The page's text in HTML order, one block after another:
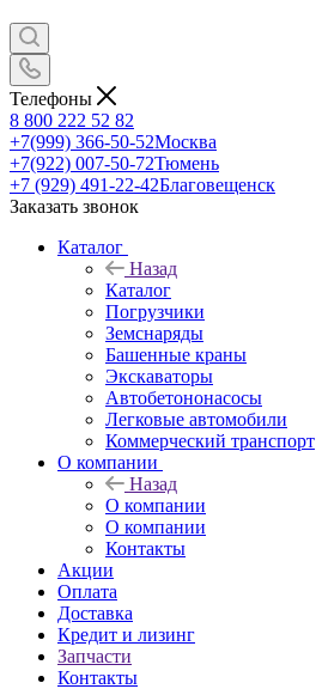
Телефоны
8 800 222 52 82
+7(999) 366-50-52Москва
+7(922) 007-50-72Тюмень
+7 (929) 491-22-42Благовещенск
Заказать звонок
Каталог
Назад
Каталог
Погрузчики
Земснаряды
Башенные краны
Экскаваторы
Автобетононасосы
Легковые автомобили
Коммерческий транспорт
О компании
Назад
О компании
О компании
Контакты
Акции
Оплата
Доставка
Кредит и лизинг
Запчасти
Контакты